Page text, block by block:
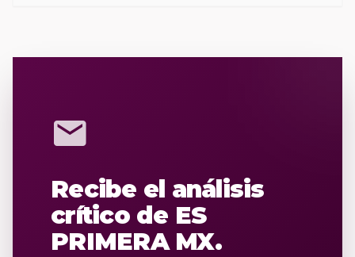
mail
Recibe el análisis
crítico de ES
PRIMERA MX.